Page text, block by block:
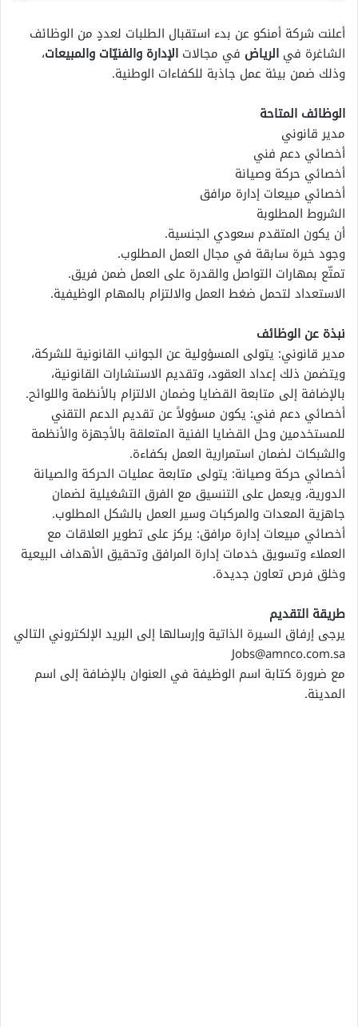
أعلنت شركة أمنكو عن بدء استقبال الطلبات لعددٍ من الوظائف
الشاغرة في الرياض في مجالات الإدارة والفنيّات والمبيعات،
وذلك ضمن بيئة عمل جاذبة للكفاءات الوطنية.
الوظائف المتاحة
مدير قانوني
أخصائي دعم فني
أخصائي حركة وصيانة
أخصائي مبيعات إدارة مرافق
الشروط المطلوبة
أن يكون المتقدم سعودي الجنسية.
وجود خبرة سابقة في مجال العمل المطلوب.
تمتّع بمهارات التواصل والقدرة على العمل ضمن فريق.
الاستعداد لتحمل ضغط العمل والالتزام بالمهام الوظيفية.
نبذة عن الوظائف
مدير قانوني: يتولى المسؤولية عن الجوانب القانونية للشركة،
ويتضمن ذلك إعداد العقود، وتقديم الاستشارات القانونية،
بالإضافة إلى متابعة القضايا وضمان الالتزام بالأنظمة واللوائح.
أخصائي دعم فني: يكون مسؤولاً عن تقديم الدعم التقني
للمستخدمين وحل القضايا الفنية المتعلقة بالأجهزة والأنظمة
والشبكات لضمان استمرارية العمل بكفاءة.
أخصائي حركة وصيانة: يتولى متابعة عمليات الحركة والصيانة
الدورية، ويعمل على التنسيق مع الفرق التشغيلية لضمان
جاهزية المعدات والمركبات وسير العمل بالشكل المطلوب.
أخصائي مبيعات إدارة مرافق: يركز على تطوير العلاقات مع
العملاء وتسويق خدمات إدارة المرافق وتحقيق الأهداف البيعية
وخلق فرص تعاون جديدة.
طريقة التقديم
يرجى إرفاق السيرة الذاتية وإرسالها إلى البريد الإلكتروني التالي
Jobs@amnco.com.sa
مع ضرورة كتابة اسم الوظيفة في العنوان بالإضافة إلى اسم
المدينة.